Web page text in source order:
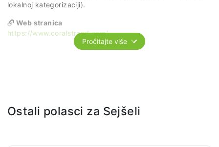
lokalnoj kategorizaciji).
Web stranica
https://www.coralstrand.com/
Pročitajte više
Ostali polasci za Sejšeli